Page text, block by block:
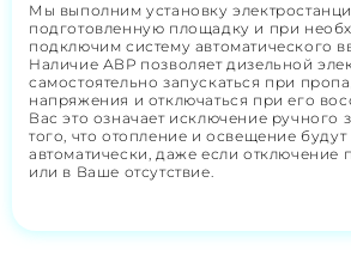
Мы выполним установку
подготовленную площадку и при
подключим систему автоматического
Наличие АВР позволяет дизельной
самостоятельно запускаться при
напряжения и отключаться при его
Вас это означает исключение ручного
того, что отопление и освещение
автоматически, даже если
или в Ваше отсутствие.